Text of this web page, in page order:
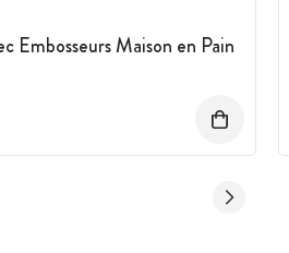
Embosseurs Maison en Pain
: